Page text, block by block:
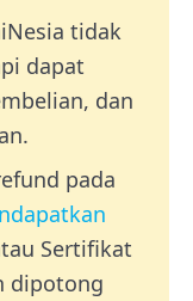
tidak
dapat
dan
pada
Sertifikat
dipotong